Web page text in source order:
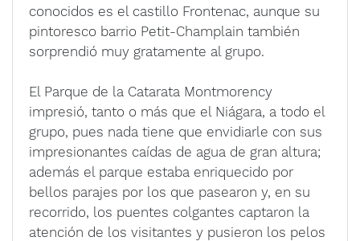
conocidos es el castillo Frontenac, aunque su
pintoresco barrio Petit-Champlain también
sorprendió muy gratamente al grupo.
El Parque de la Catarata Montmorency
impresió, tanto o más que el Niágara, a todo el
grupo, pues nada tiene que envidiarle con sus
impresionantes caídas de agua de gran altura;
además el parque estaba enriquecido por
bellos parajes por los que pasearon y, en su
recorrido, los puentes colgantes captaron la
atención de los visitantes y pusieron los pelos